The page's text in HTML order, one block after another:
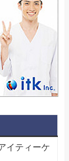
イティーケ